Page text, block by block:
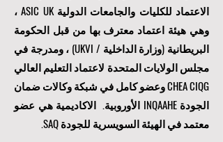
الاعتماد للكليات والجامعات الدولية ASIC UK ،
وهي هيئة اعتماد معترف بها من قبل الحكومة
البريطانية (وزارة الداخلية / UKVI) ، ومدرجة في
مجلس الولايات المتحدة لاعتماد التعليم العالي
CHEA CIQG وعضو كامل في شبكة وكالات ضمان
الجودة INQAAHE الأوروبية. الاكاديمية هي عضو
معتمد في الهيئة السويسرية للجودة SAQ.